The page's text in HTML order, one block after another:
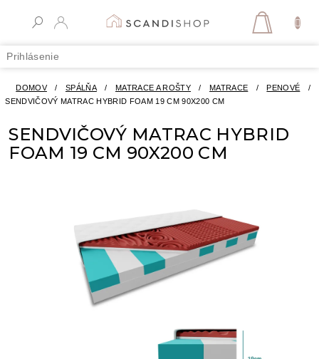
Prihlásenie
DOMOV / SPÁLŇA / MATRACE A ROŠTY / MATRACE / PENOVÉ
/
SENDVIČOVÝ MATRAC HYBRID FOAM 19 CM 90X200 CM
SENDVIČOVÝ MATRAC HYBRID
FOAM 19 CM 90X200 CM